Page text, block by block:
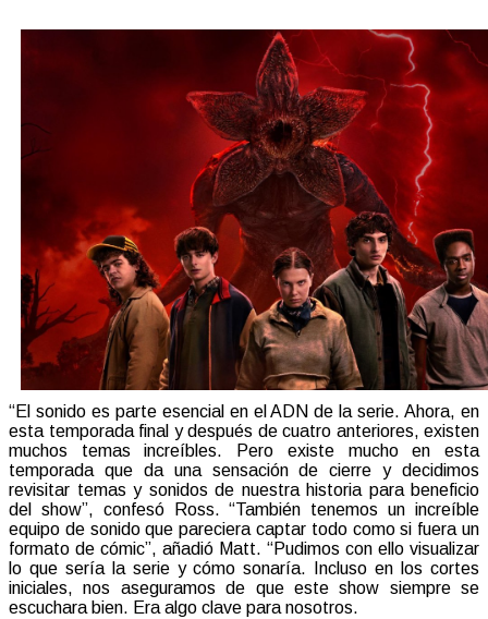
“El sonido es parte esencial en el ADN de la serie. Ahora, en
esta temporada final y después de cuatro anteriores, existen
muchos temas increíbles. Pero existe mucho en esta
temporada que da una sensación de cierre y decidimos
revisitar temas y sonidos de nuestra historia para beneficio
del show”, confesó Ross. “También tenemos un increíble
equipo de sonido que pareciera captar todo como si fuera un
formato de cómic”, añadió Matt. “Pudimos con ello visualizar
lo que sería la serie y cómo sonaría. Incluso en los cortes
iniciales, nos aseguramos de que este show siempre se
escuchara bien. Era algo clave para nosotros.